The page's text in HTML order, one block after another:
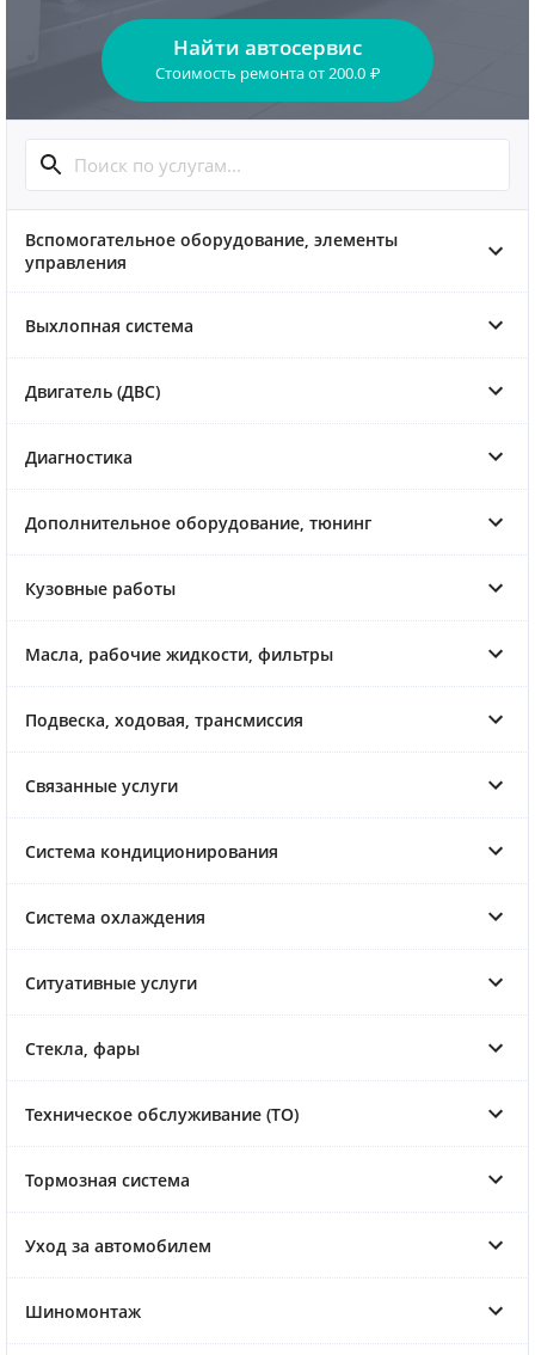
Найти автосервис
Стоимость ремонтаот200.0 ₽
Вспомогательное оборудование, элементы
управления
Выхлопная система
Двигатель (ДВС)
Диагностика
Дополнительное оборудование, тюнинг
Кузовные работы
Масла, рабочие жидкости, фильтры
Подвеска, ходовая, трансмиссия
Связанные услуги
Система кондиционирования
Система охлаждения
Ситуативные услуги
Стекла, фары
Техническое обслуживание (ТО)
Тормозная система
Уход за автомобилем
Шиномонтаж